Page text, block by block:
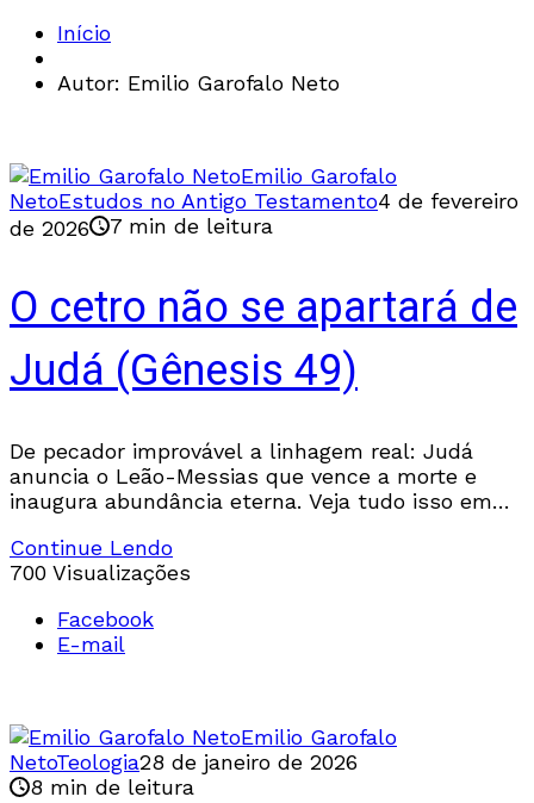
Início
Autor: Emilio Garofalo Neto
Emilio Garofalo
NetoEstudos no Antigo Testamento4 de fevereiro
de 2026
7 min de leitura
O cetro não se apartará de
Judá (Gênesis 49)
De pecador improvável a linhagem real: Judá
anuncia o Leão-Messias que vence a morte e
inaugura abundância eterna. Veja tudo isso em
Continue Lendo
700 Visualizações
Facebook
E-mail
Emilio Garofalo
NetoTeologia28 de janeiro de 2026
8 min de leitura